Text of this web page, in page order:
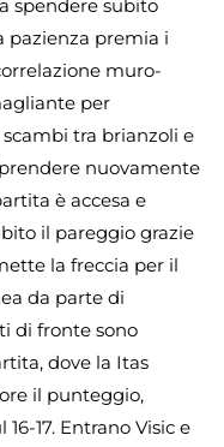
spendere subito
pazienza premia i
muro-
per
tra brianzoli e
nuovamente
è accesa e
il pareggio grazie
la freccia per il
da parte di
di fronte sono
dove la Itas
il punteggio,
17. Entrano Visic e